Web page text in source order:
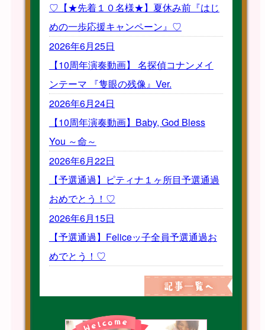
♡【★先着１０名様★】夏休み前『はじ
めの一歩応援キャンペーン』♡
2026年6月25日
【10周年演奏動画】 名探偵コナンメイ
ンテーマ 『隻眼の残像』Ver.
2026年6月24日
【10周年演奏動画】Baby, God Bless
You ～命～
2026年6月22日
【予選通過】ピティナ１ヶ所目予選通過
おめでとう！♡
2026年6月15日
【予選通過】Feliceッ子全員予選通過お
めでとう！♡